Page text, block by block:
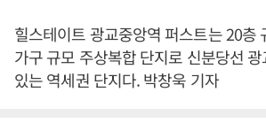
힐스테이트 광교중앙역 퍼스트는 20층
가구 규모 주상복합 단지로 신분당선
있는 역세권 단지다. 박창욱 기자